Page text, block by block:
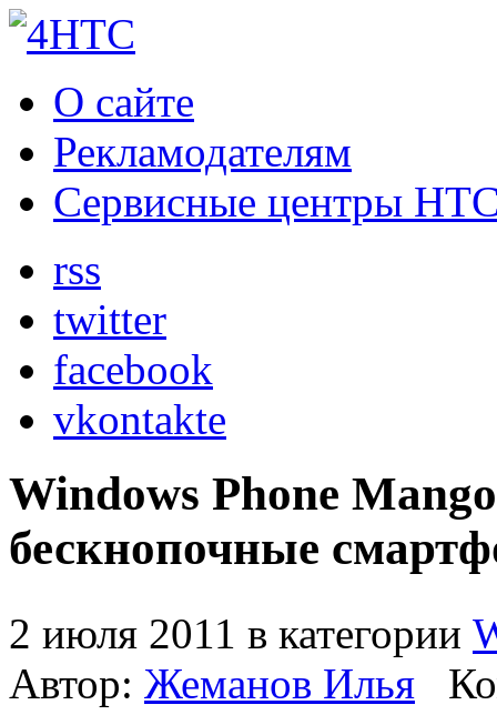
О сайте
Рекламодателям
Сервисные центры
rss
twitter
facebook
vkontakte
Windows Phone
бескнопочные
2 июля 2011 в категории
Автор: Жеманов Илья